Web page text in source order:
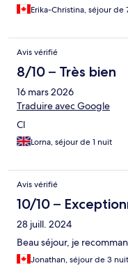
Erika-Christina, séjour de
Avis vérifié
8/10 – Très bien
16 mars 2026
Traduire avec Google
Cl
Lorna, séjour de 1 nuit
Avis vérifié
10/10 –
28 juill. 2024
Beau séjour, je
Jonathan, séjour de 3